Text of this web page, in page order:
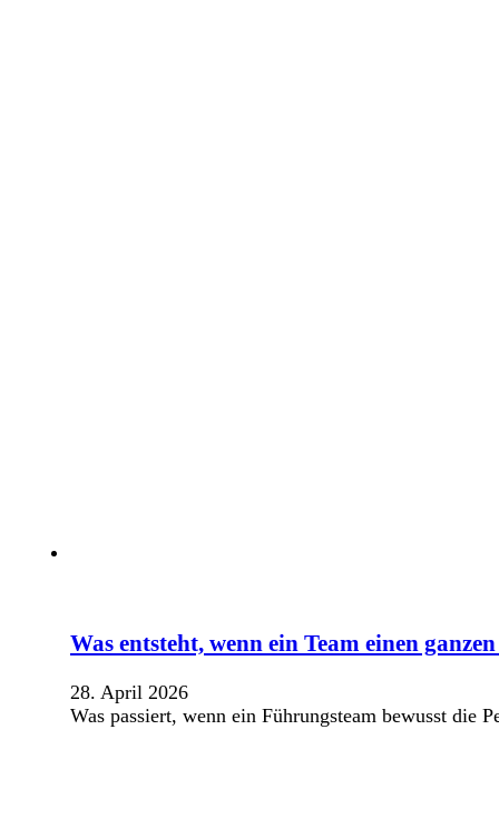
Was entsteht, wenn ein Team einen
28. April 2026
Was passiert, wenn ein Führungsteam bewusst